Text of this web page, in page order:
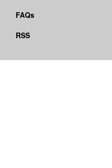
FAQs
RSS